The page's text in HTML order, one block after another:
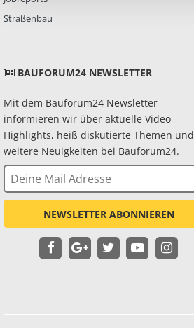
Straßenbau
BAUFORUM24 NEWSLETTER
Mit dem Bauforum24 Newsletter
informieren wir über aktuelle Video
Highlights, heiß diskutierte Themen und
weitere Neuigkeiten bei Bauforum24.
NEWSLETTER ABONNIEREN